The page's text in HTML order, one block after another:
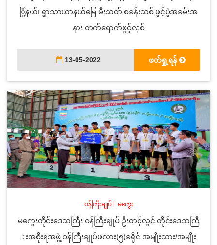
ြို့နယ်၊ ရွာသာယာနယ်မြေ မီးသတ် စခန်းသစ် ဖွင့်ပွဲအခမ်းအ
နား တက်ရောက်ဖွင့်လှစ်
13-05-2022 ဖတ်ရှု့ရန်
ဝန်ကြီးချုပ်| မကွေး
မကွေးတိုင်းဒေသကြီး ဝန်ကြီးချုပ် ဦးတင့်လွင် တိုင်းဒေသကြီ
းအစိုးရအဖွဲ့ ဝန်ကြီးချုပ်ဖလား(၅)ခရိုင် အမျိုးသား/အမျိုး